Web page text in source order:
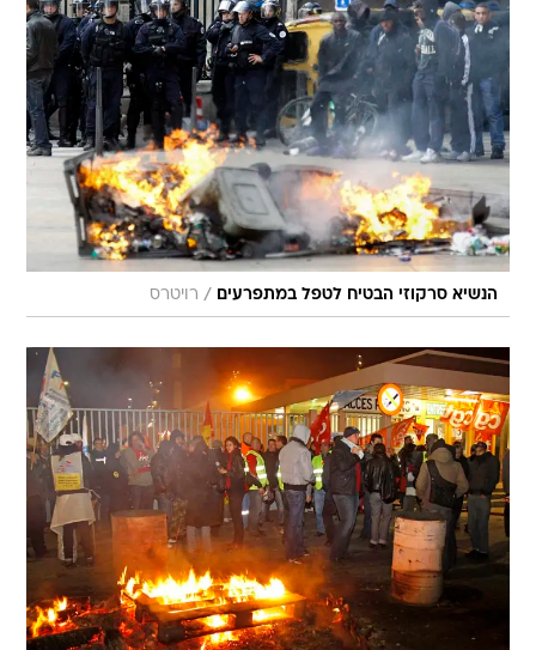
הנשיא סרקוזי הבטיח לטפל במתפרעים / רויטרס